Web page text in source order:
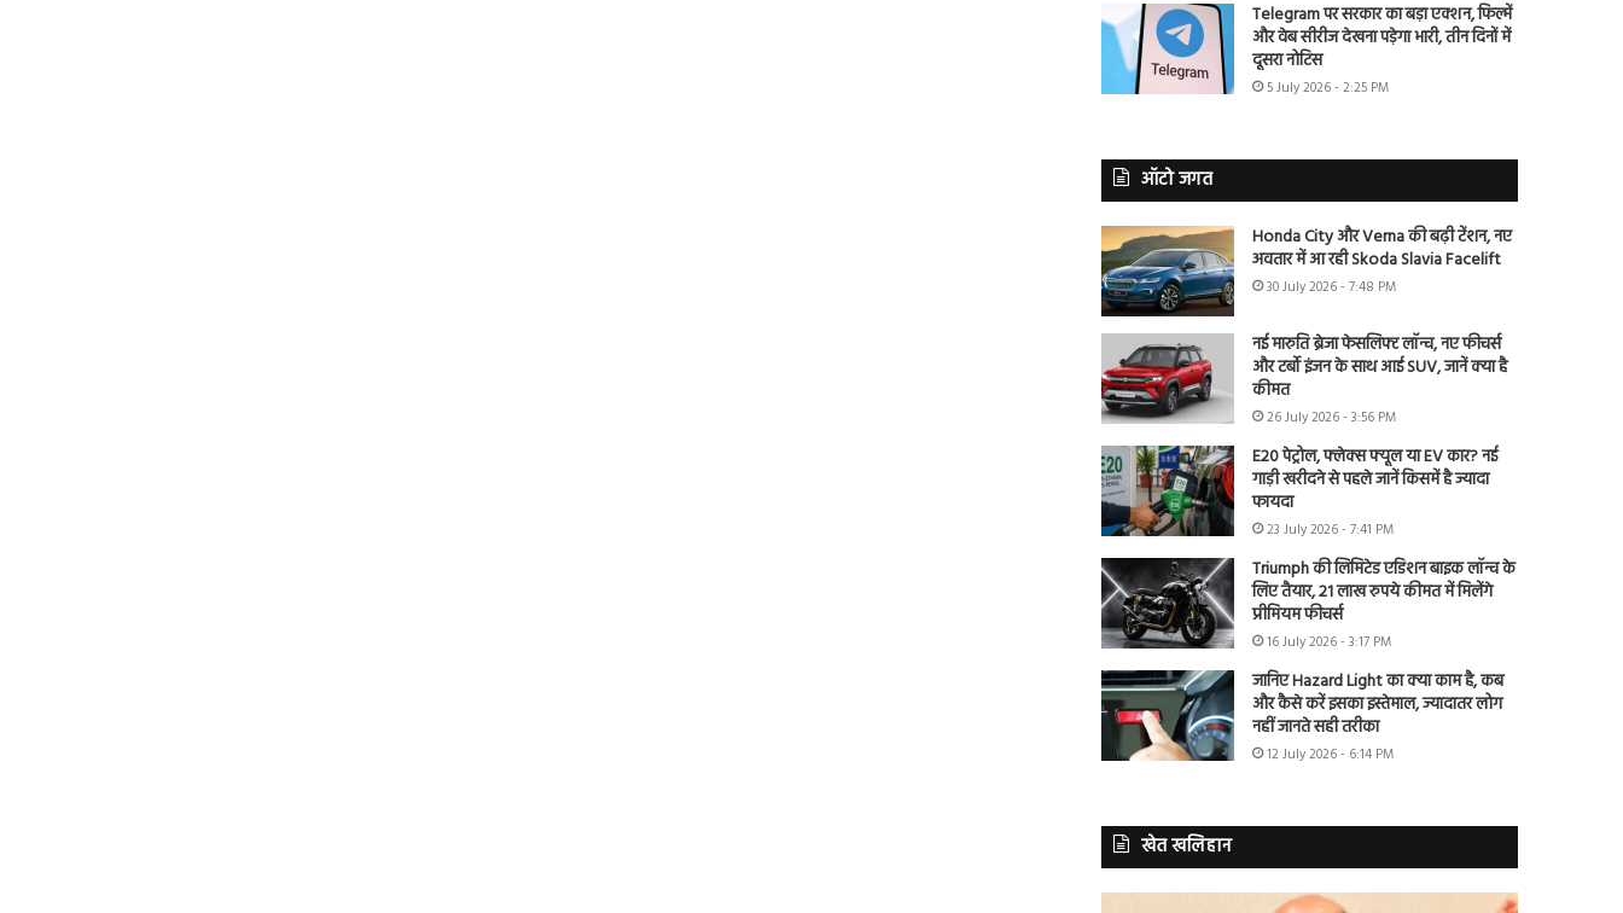
Telegram पर सरकार का बड़ा एक्शन, फिल्में
और वेब सीरीज देखना पड़ेगा भारी, तीन दिनों में
दूसरा नोटिस
5 July 2026 - 2:25 PM
ऑटो जगत
Honda City और Verna की बढ़ी टेंशन, नए
अवतार में आ रही Skoda Slavia Facelift
30 July 2026 - 7:48 PM
नई मारुति ब्रेजा फेसलिफ्ट लॉन्च, नए फीचर्स
और टर्बो इंजन के साथ आई SUV, जानें क्या है
कीमत
26 July 2026 - 3:56 PM
E20 पेट्रोल, फ्लेक्स फ्यूल या EV कार? नई
गाड़ी खरीदने से पहले जानें किसमें है ज्यादा
फायदा
23 July 2026 - 7:41 PM
Triumph की लिमिटेड एडिशन बाइक लॉन्च के
लिए तैयार, 21 लाख रुपये कीमत में मिलेंगे
प्रीमियम फीचर्स
16 July 2026 - 3:17 PM
जानिए Hazard Light का क्या काम है, कब
और कैसे करें इसका इस्तेमाल, ज्यादातर लोग
नहीं जानते सही तरीका
12 July 2026 - 6:14 PM
खेत खलिहान